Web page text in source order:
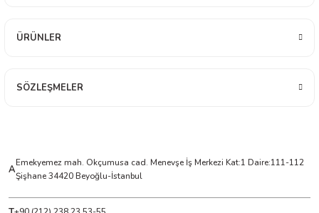
ÜRÜNLER
SÖZLEŞMELER
A
Emekyemez mah. Okçumusa cad. Menevşe İş Merkezi Kat:1 Daire:111-112
Şişhane 34420 Beyoğlu-İstanbul